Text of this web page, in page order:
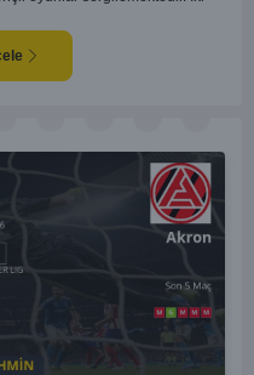
olması ve genel istatistikler
kolay kolay puan